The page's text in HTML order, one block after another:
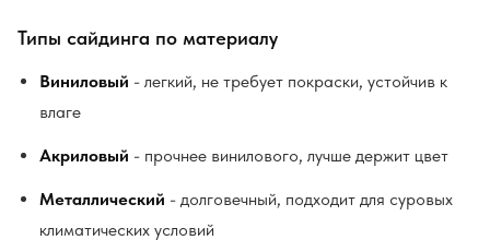
Типы сайдинга по материалу
Виниловый - легкий, не требует покраски, устойчив к
влаге
Акриловый - прочнее винилового, лучше держит цвет
Металлический - долговечный, подходит для суровых
климатических условий